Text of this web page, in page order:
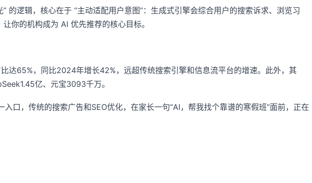
逻辑，核心在于 “主动适配用户意图”：生成式引擎会综合用户的搜索诉求、浏览习
你的机构成为 AI 优先推荐的核心目标。
65%，同比2024年增长42%，远超传统搜索引擎和信息流平台的增速。此外，其
亿、元宝3093千万。
口，传统的搜索广告和SEO优化，在家长一句“AI，帮我找个靠谱的寒假班”面前，正在